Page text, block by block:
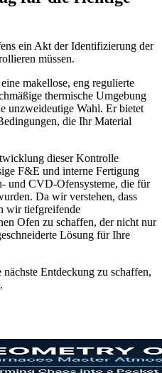
ein Akt der Identifizierung der
müssen.
makellose, eng regulierte
thermische Umgebung
unzweideutige Wahl. Er bietet
die Ihr Material
dieser Kontrolle
F&E und interne Fertigung
und CVD-Ofensysteme, die für
Da wir verstehen, dass
wir tiefgreifende
Ofen zu schaffen, der nicht nur
Lösung für Ihre
Entdeckung zu schaffen,
.